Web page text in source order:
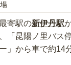
最寄駅の新伊丹駅
「昆陽ノ里バス
」から車で約14